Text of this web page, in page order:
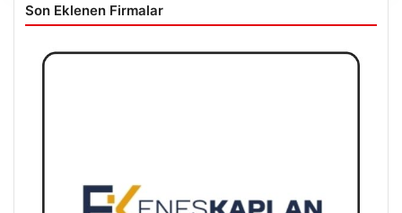
Son Eklenen Firmalar